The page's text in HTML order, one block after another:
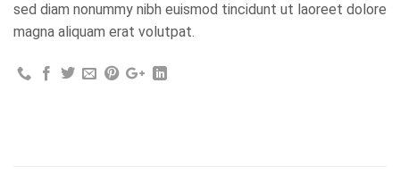
sed diam nonummy nibh euismod tincidunt ut laoreet dolore
magna aliquam erat volutpat.